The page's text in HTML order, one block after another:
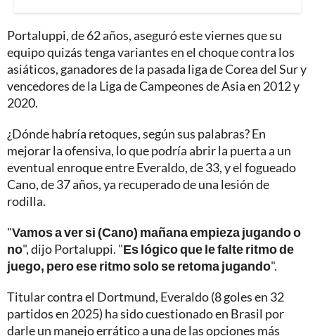
Portaluppi, de 62 años, aseguró este viernes que su
equipo quizás tenga variantes en el choque contra los
asiáticos, ganadores de la pasada liga de Corea del Sur y
vencedores de la Liga de Campeones de Asia en 2012 y
2020.
¿Dónde habría retoques, según sus palabras? En
mejorar la ofensiva, lo que podría abrir la puerta a un
eventual enroque entre Everaldo, de 33, y el fogueado
Cano, de 37 años, ya recuperado de una lesión de
rodilla.
"Vamos a ver si (Cano) mañana empieza jugando o
no", dijo Portaluppi. "Es lógico que le falte ritmo de
juego, pero ese ritmo solo se retoma jugando".
Titular contra el Dortmund, Everaldo (8 goles en 32
partidos en 2025) ha sido cuestionado en Brasil por
darle un manejo errático a una de las opciones más